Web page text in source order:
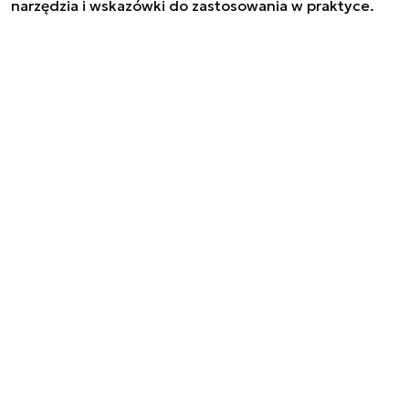
narzędzia i wskazówki do zastosowania w praktyce.